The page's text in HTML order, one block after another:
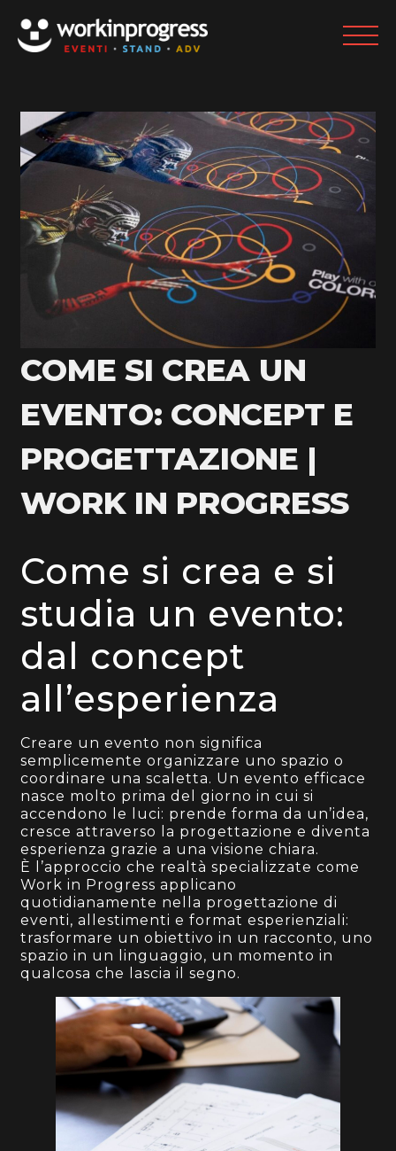
COME SI CREA UN
EVENTO: CONCEPT E
PROGETTAZIONE |
WORK IN PROGRESS
Come si crea e si
studia un evento:
dal concept
all’esperienza
Creare un evento non significa
semplicemente organizzare uno spazio o
coordinare una scaletta. Un evento efficace
nasce molto prima del giorno in cui si
accendono le luci: prende forma da un’idea,
cresce attraverso la progettazione e diventa
esperienza grazie a una visione chiara.
È l’approccio che realtà specializzate come
Work in Progress applicano
quotidianamente nella progettazione di
eventi, allestimenti e format esperienziali:
trasformare un obiettivo in un racconto, uno
spazio in un linguaggio, un momento in
qualcosa che lascia il segno.